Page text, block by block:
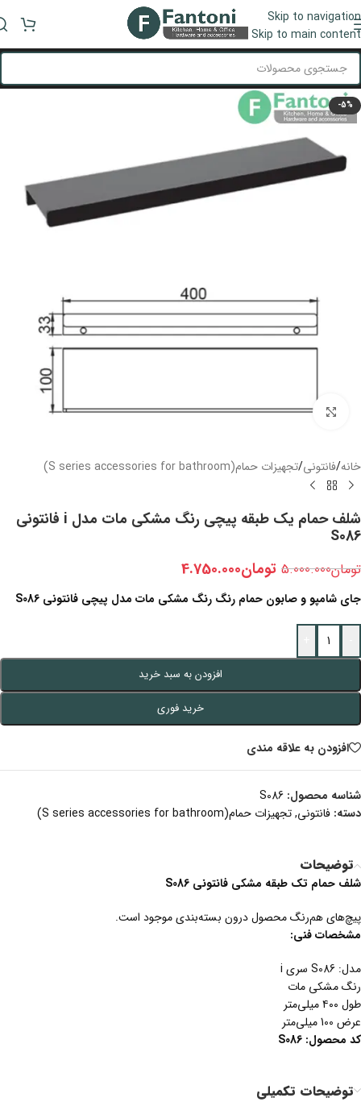
Skip to navigation
Skip to main content
منو
-5%
بزرگنمایی تصویر
خانه/فانتونی/تجهیزات حمام(S series accessories for bathroom)
شلف حمام یک طبقه پیچی رنگ مشکی مات مدل i فانتونی
S086
تومان5.000.000 تومان4.750.000
جای شامپو و صابون حمام رنگ رنگ مشکی مات مدل پیچی فانتونی S086
افزودن به سبد خرید
خرید فوری
افزودن به علاقه مندی
شناسه محصول: S086
دسته: فانتونی,تجهیزات حمام(S series accessories for bathroom)
توضیحات
شلف حمام تک طبقه مشکی فانتونی S086
پیچ‌های هم‌رنگ محصول درون بسته‌بندی موجود است.
مشخصات فنی:
مدل: S086 سری i
رنگ مشکی مات
طول ۴۰۰ میلی‌متر
عرض 100 میلی‌متر
کد محصول: S086
توضیحات تکمیلی